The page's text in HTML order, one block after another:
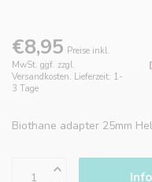
€8,95 Preise inkl.
MwSt. ggf. zzgl.
Versandkosten. Lieferzeit: 1-
3 Tage
Biothane adapter 25mm